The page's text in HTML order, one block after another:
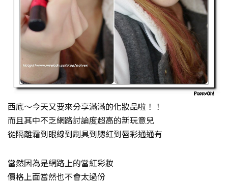
西底～今天又要來分享滿滿的化妝品啦！！
而且其中不乏網路討論度超高的新玩意兒
從隔離霜到眼線到刷具到腮紅到唇彩通通有
當然因為是網路上的當紅彩妝
價格上面當然也不會太過份